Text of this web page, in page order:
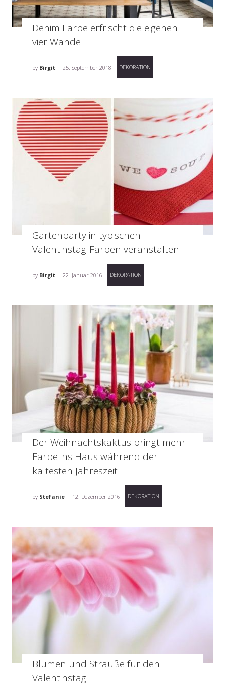
Denim Farbe erfrischt die eigenen
vier Wände
by Birgit 25. September 2018 DEKORATION
Gartenparty in typischen
Valentinstag-Farben veranstalten
by Birgit 22. Januar 2016 DEKORATION
Der Weihnachtskaktus bringt mehr
Farbe ins Haus während der
kältesten Jahreszeit
by Stefanie 12. Dezember 2016 DEKORATION
Blumen und Sträuße für den
Valentinstag